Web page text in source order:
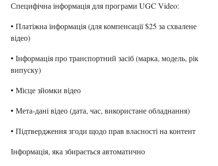
Специфічна інформація для програми UGC Video:
• Платіжна інформація (для компенсації $25 за схвалене
відео)
• Інформація про транспортний засіб (марка, модель, рік
випуску)
• Місце зйомки відео
• Мета-дані відео (дата, час, використане обладнання)
• Підтвердження згоди щодо прав власності на контент
Інформація, яка збирається автоматично